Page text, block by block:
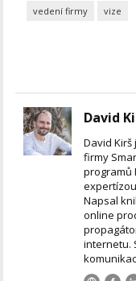
vedení firmy
vize
David
David
firmy
programů
Napsal
online
internetu.